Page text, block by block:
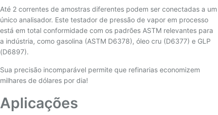
Até 2 correntes de amostras diferentes podem ser conectadas a um
único analisador. Este testador de pressão de vapor em processo
está em total conformidade com os padrões ASTM relevantes para
a indústria, como gasolina (ASTM D6378), óleo cru (D6377) e GLP
(D6897).
Sua precisão incomparável permite que refinarias economizem
milhares de dólares por dia!
Aplicações